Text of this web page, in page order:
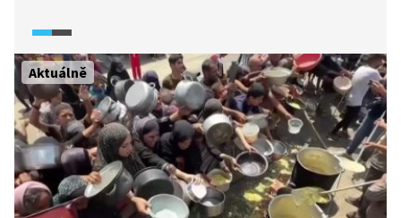
k nepoznání.
Aktuálně